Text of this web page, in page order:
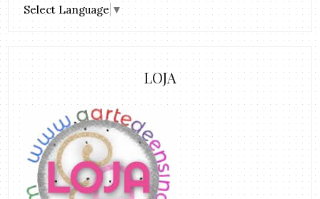
Select Language ▼
LOJA